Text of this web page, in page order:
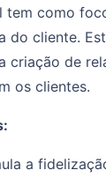
tem como
do cliente.
criação de
os clientes.
a